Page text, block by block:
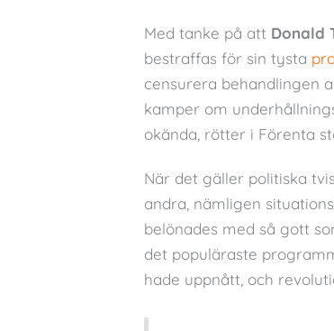
Med tanke på att Donald
bestraffas för sin tysta
censurera behandlingen
kamper om
okända, rötter i Förenta
När det gäller politiska
andra, nämligen
belönades med så gott
det populäraste
hade uppnått, och